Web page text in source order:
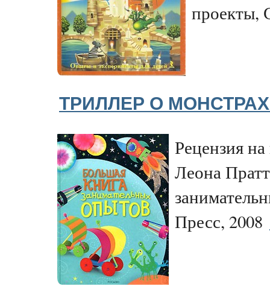
проекты,
ТРИЛЛЕР О
Рецензия
Леона
Пресс, 2008